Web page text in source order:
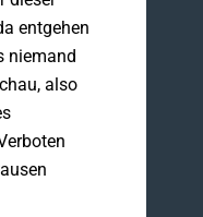
entgehen
niemand
also